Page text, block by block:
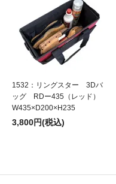
1532：リングスター 3Dバ
ッグ RDー435（レッド）
W435×D200×H235
3,800円(税込)